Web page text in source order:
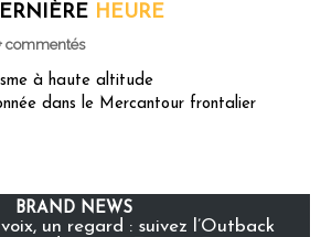
HEURE
commentés
à haute altitude
dans le Mercantour frontalier
BRAND NEWS
un regard : suivez l’Outback